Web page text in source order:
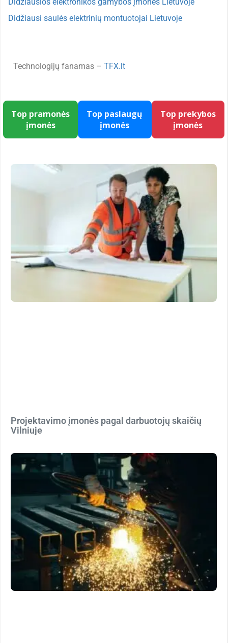
Didžiausi saulės elektrinių montuotojai Lietuvoje
Technologijų fanamas – TFX.lt
Top pramonės
įmonės
Top paslaugų
įmonės
Top prekybos
įmonės
Projektavimo įmonės pagal darbuotojų skaičių
Vilniuje